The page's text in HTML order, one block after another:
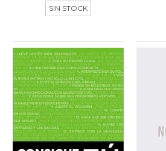
SIN STOCK